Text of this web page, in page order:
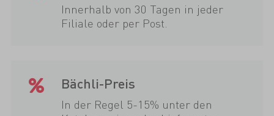
Innerhalb von 30 Tagen in jeder
Filiale oder per Post.
Bächli-Preis
In der Regel 5-15% unter den